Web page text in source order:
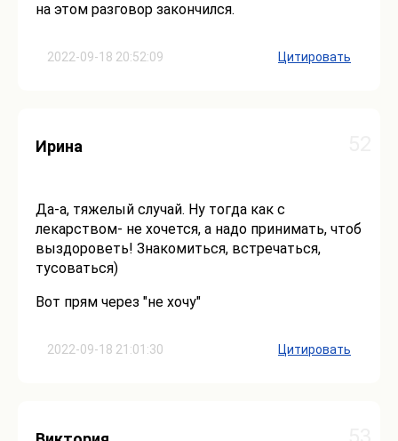
2022-09-18 20:52:09
на этом разговор закончился.
Цитировать
2022-09-18 21:01:30
Ирина
Да-а, тяжелый случай. Ну тогда как с
лекарством- не хочется, а надо принимать, чтоб
выздороветь! Знакомиться, встречаться,
тусоваться)
Вот прям через "не хочу"
Цитировать